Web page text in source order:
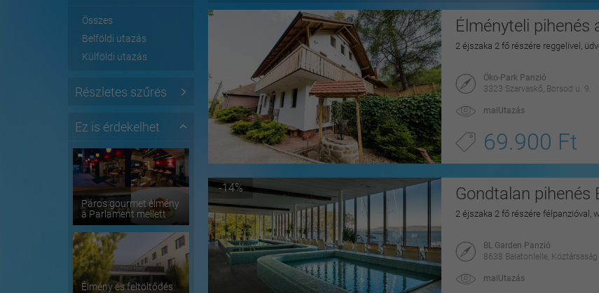
Összes
Belföldi utazás
Külföldi utazás
Részletes szűrés
Ez is érdekelhet
Páros gourmet élmény
a Parlament mellett
Élmény és feltöltődés
Élményteli pihenés
2 éjszaka 2 fő részére reggelivel,
Öko-Park Panzió
3323 Szarvaskő, Borsod u. 9.
maiUtazás
69.900 Ft
-14% Gondtalan pihenés
2 éjszaka 2 fő részére félpanzióval,
BL Garden Panzió
8638 Balatonlelle,
maiUtazás